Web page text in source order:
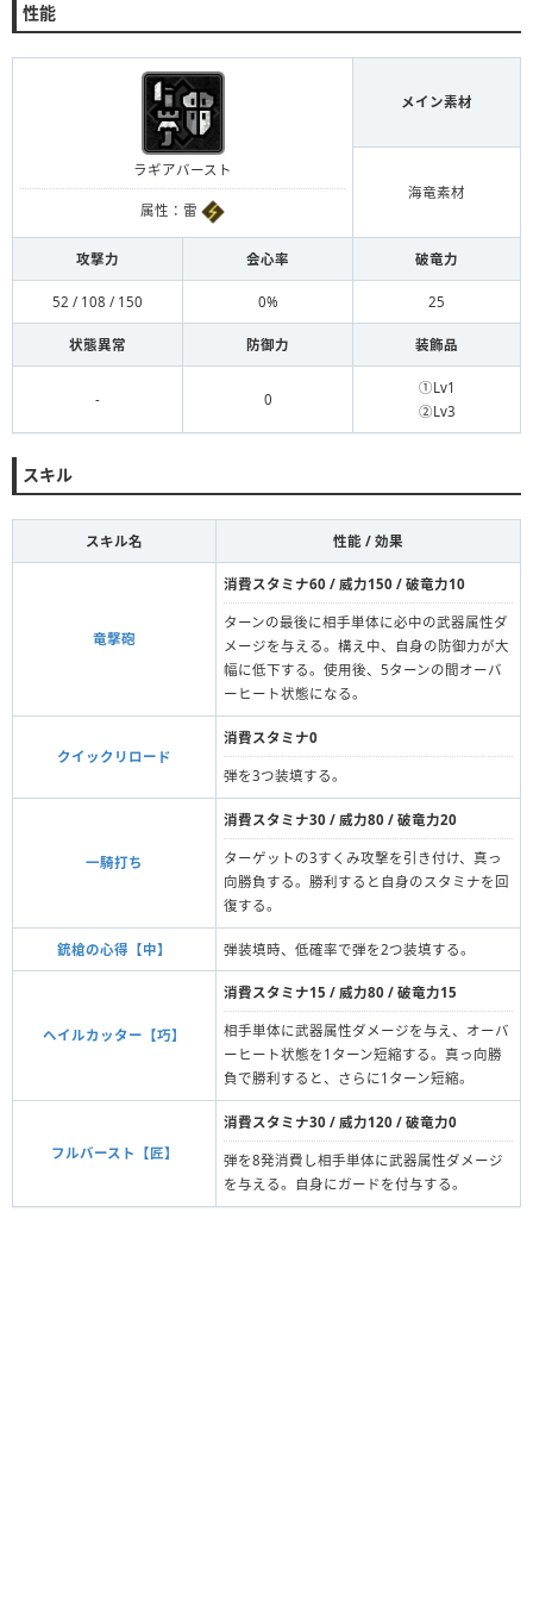
性能
ラギアバースト
属性：雷
メイン素材
海竜素材
攻撃力 会心率 破竜力
52 / 108 / 150 0% 25
状態異常 防御力 装飾品
- 0
①Lv1
②Lv3
スキル
スキル名 性能 / 効果
竜撃砲
消費スタミナ60 / 威力150 / 破竜力10
ターンの最後に相手単体に必中の武器属性ダ
メージを与える。構え中、自身の防御力が大
幅に低下する。使用後、5ターンの間オーバ
ーヒート状態になる。
クイックリロード
消費スタミナ0
弾を3つ装填する。
一騎打ち
消費スタミナ30 / 威力80 / 破竜力20
ターゲットの3すくみ攻撃を引き付け、真っ
向勝負する。勝利すると自身のスタミナを回
復する。
銃槍の心得【中】 弾装填時、低確率で弾を2つ装填する。
ヘイルカッター【巧】
消費スタミナ15 / 威力80 / 破竜力15
相手単体に武器属性ダメージを与え、オーバ
ーヒート状態を1ターン短縮する。真っ向勝
負で勝利すると、さらに1ターン短縮。
フルバースト【匠】
消費スタミナ30 / 威力120 / 破竜力0
弾を8発消費し相手単体に武器属性ダメージ
を与える。自身にガードを付与する。